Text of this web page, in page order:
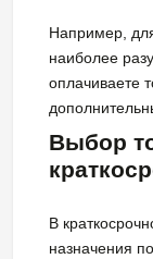
Например,
наиболее
оплачиваете
Выбор
В
назначения